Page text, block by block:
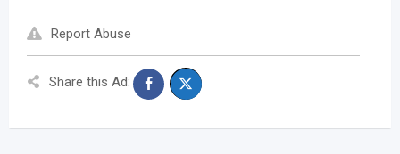
Report Abuse
Share this Ad: